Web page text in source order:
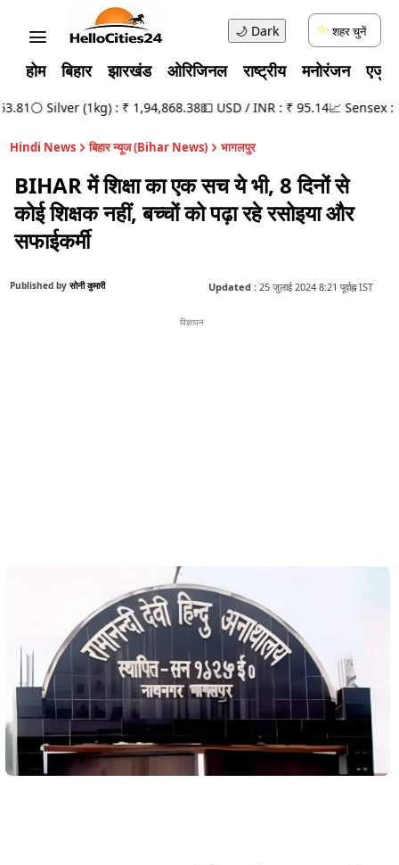
🌙 Dark शहर चुनें
होम बिहार झारखंड ओरिजिनल राष्ट्रीय मनोरंजन
⚪ Silver (1kg) : ₹ 1,94,868.38💵 USD / INR : ₹ 95.14📈 Sensex :
Hindi News बिहार न्यूज (Bihar News) भागलपुर
BIHAR में शिक्षा का एक सच ये भी, 8 दिनों से
कोई शिक्षक नहीं, बच्चों को पढ़ा रहे रसोइया और
सफाईकर्मी
Published by सोनी कुमारी Updated : 25 जुलाई 2024 8:21 पूर्वाह्न IST
विज्ञापन